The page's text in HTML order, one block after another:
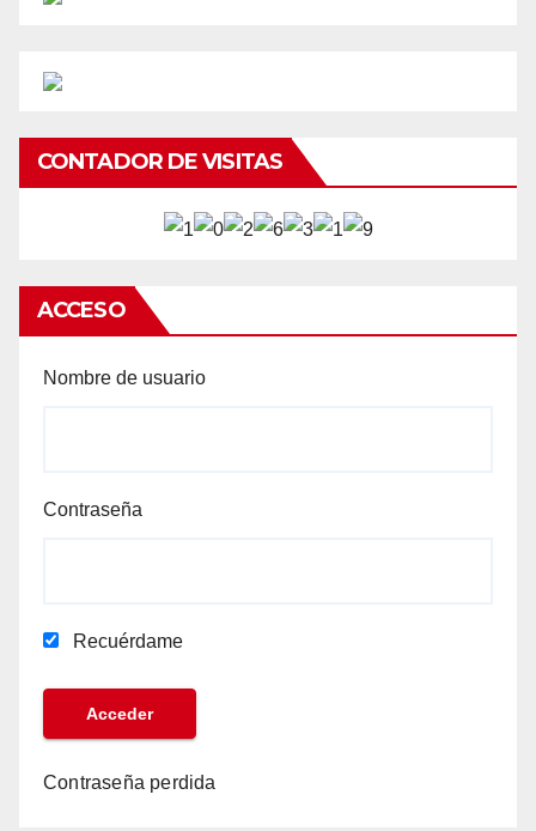
CONTADOR DE VISITAS
ACCESO
Nombre de usuario
Contraseña
Recuérdame
Contraseña perdida